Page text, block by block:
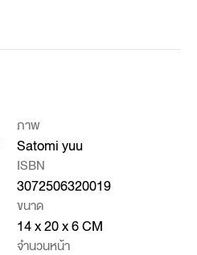
ภาพ
Satomi yuu
ISBN
3072506320019
ขนาด
14 x 20 x 6 CM
จำนวนหน้า